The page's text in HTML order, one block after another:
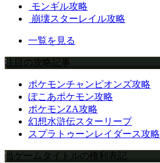
モンギル攻略
崩壊スターレイル攻略
一覧を見る
注目の攻略記事
ポケモンチャンピオンズ攻略
ぽこあポケモン攻略
ポケモンZA攻略
幻想水滸伝スターリープ
スプラトゥーンレイダース攻略
当ゲームタイトルの権利表記